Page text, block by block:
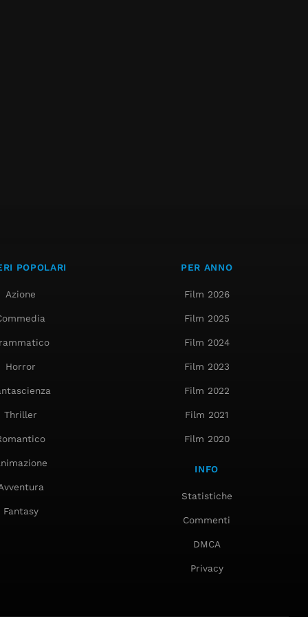
POPOLARI
Azione
Horror
Thriller
Fantasy
PER ANNO
Film 2026
Film 2025
Film 2024
Film 2023
Film 2022
Film 2021
Film 2020
INFO
Statistiche
Commenti
DMCA
Privacy